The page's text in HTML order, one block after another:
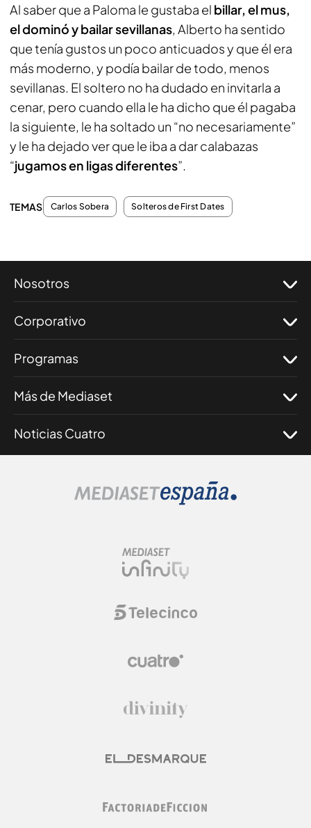
Al saber que a Paloma le gustaba el billar, el mus,
el dominó y bailar sevillanas, Alberto ha sentido
que tenía gustos un poco anticuados y que él era
más moderno, y podía bailar de todo, menos
sevillanas. El soltero no ha dudado en invitarla a
cenar, pero cuando ella le ha dicho que él pagaba
la siguiente, le ha soltado un “no necesariamente”
y le ha dejado ver que le iba a dar calabazas
“jugamos en ligas diferentes”.
TEMAS Carlos Sobera Solteros de First Dates
Nosotros
Corporativo
Programas
Más de Mediaset
Noticias Cuatro